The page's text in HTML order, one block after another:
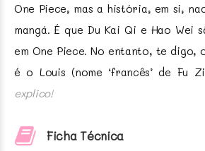
One Piece, mas a história, em si,
mangá. É que Du Kai Qi e Hao Wei
em One Piece. No entanto, te digo,
é o Louis (nome ‘francês’ de Fu
explico!
Ficha Técnica